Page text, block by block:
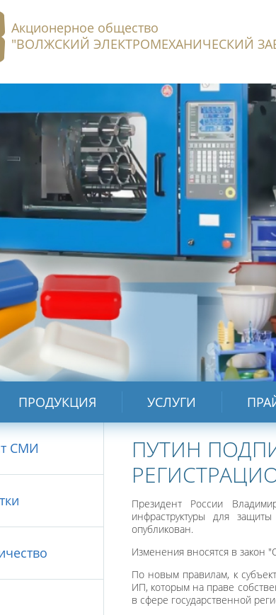
Акционерное общество
"ВОЛЖСКИЙ ЭЛЕКТРОМЕХАНИЧЕСКИЙ
ПРОДУКЦИЯ УСЛУГИ
СМИ
ПУТИН
Президент России
инфраструктуры для
опубликован.
Изменения вносятся в закон
По новым правилам, к
ИП, которым на праве
в сфере государственной